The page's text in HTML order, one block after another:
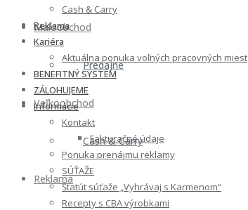
Maloobchod
Predajne
Veľkoobchod
Cash & Carry
Reklama
Cash & Carry
Reklama
Kariéra
Aktuálna ponuka voľných pracovných miest
BENEFITNÝ SYSTÉM
ZÁLOHUJEME
Informácie
Kontakt
Fakturačné údaje
Ponuka prenájmu reklamy
SÚŤAŽE
Štatút súťaže „Vyhrávaj s Karmenom“
Recepty s CBA výrobkami